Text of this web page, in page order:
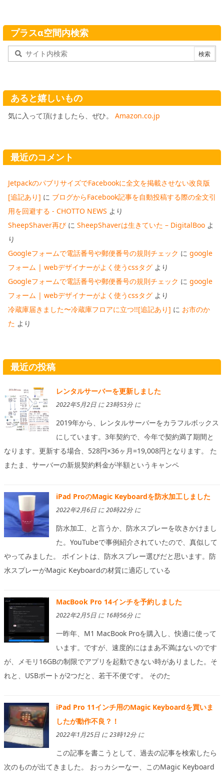
プラスα空間内検索
あると嬉しいもの
気に入って頂けましたら、ぜひ。 Amazon.co.jp
最近のコメント
JetpackのパブリサイズでFacebookに全文を掲載させない改良版
[追記あり] に ブログからFacebook記事を自動投稿する際の全文引
用を回避する - CHOTTO NEWS より
SheepShaver再び に SheepShaverは生きていた – DigitalBoo よ
り
Googleフォームで電話番号や郵便番号の規則チェック に google
フォーム | webデザイナーがよく使うcssタグ より
Googleフォームで電話番号や郵便番号の規則チェック に google
フォーム | webデザイナーがよく使うcssタグ より
冷蔵庫届きました〜冷蔵庫フロアに立つ!![追記あり] に お市のか
た より
最近の投稿
レンタルサーバーを更新しました
2022年5月2日 に 23時53分 に
2019年から、レンタルサーバーをカラフルボックス
にしています。3年契約で、今年で契約満了期間と
なります。更新する場合、528円×36ヶ月=19,008円となります。 た
またま、サーバーの新規契約料金が半額というキャンペ
iPad ProのMagic Keyboardを防水加工しました
2022年2月6日 に 20時22分 に
防水加工、と言うか、防水スプレーを吹きかけまし
た。YouTubeで事例紹介されていたので、真似して
やってみました。 ポイントは、防水スプレー選びだと思います。防
水スプレーがMagic Keyboardの材質に適応している
MacBook Pro 14インチを予約しました
2022年2月5日 に 16時56分 に
一昨年、M1 MacBook Proを購入し、快適に使って
います。ですが、速度的にはまあ不満はないのです
が、メモリ16GBの制限でアプリを起動できない時がありました。そ
れと、USBポートが2つだと、若干不便です。 そのた
iPad Pro 11インチ用のMagic Keyboardを買いま
したが動作不良？！
2022年1月25日 に 23時12分 に
この記事を書こうとして、過去の記事を検索したら
次のものが出てきました。 おっカシーなー、このMagic Keyboard